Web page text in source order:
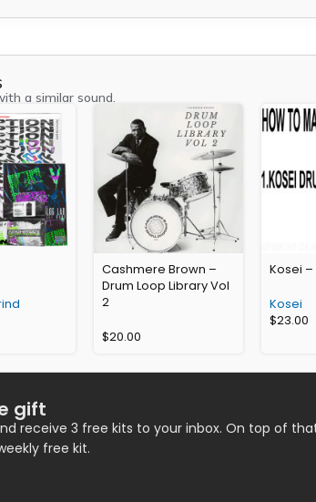
a similar sound.
Cashmere Brown –
Drum Loop Library Vol
2
$20.00
Kosei –
Kosei
$23.00
gift
receive 3 free kits to your inbox. On top of
free kit.